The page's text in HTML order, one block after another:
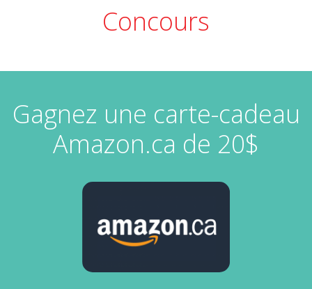
Concours
Gagnez une carte-cadeau
Amazon.ca de 20$